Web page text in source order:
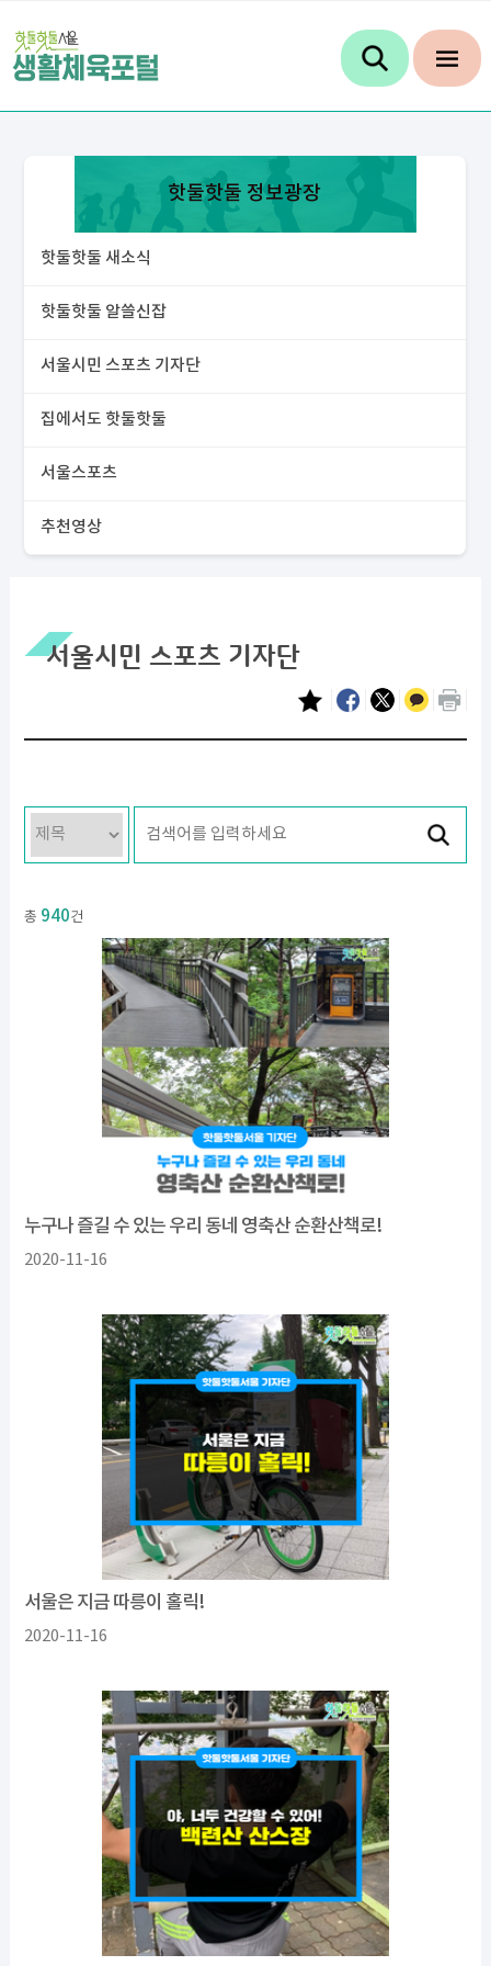
핫둘핫둘 정보광장
핫둘핫둘 새소식
핫둘핫둘 알쓸신잡
서울시민 스포츠 기자단
집에서도 핫둘핫둘
서울스포츠
추천영상
서울시민 스포츠 기자단
총 940건
누구나 즐길 수 있는 우리 동네 영축산 순환산책로!
2020-11-16
서울은 지금 따릉이 홀릭!
2020-11-16